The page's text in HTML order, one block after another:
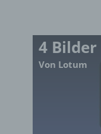
4
Von Lotum